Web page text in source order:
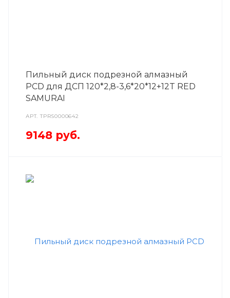
Пильный диск подрезной алмазный
PCD для ДСП 120*2,8-3,6*20*12+12T RED
SAMURAI
АРТ.TPRS0000642
9148 руб.